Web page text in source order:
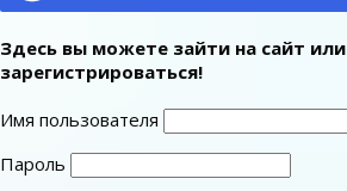
Здесь вы можете зайти на сайт или
зарегистрироваться!
Имя пользователя
Пароль